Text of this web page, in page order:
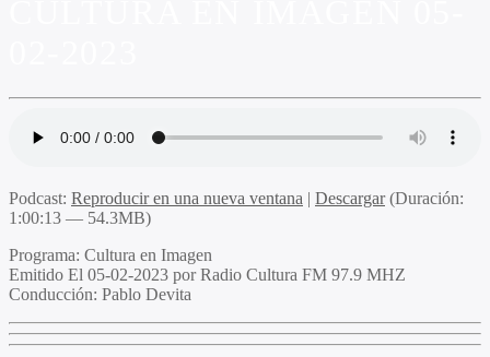
Podcast: Reproducir en una nueva ventana | Descargar(Duración:
1:00:13 — 54.3MB)
Programa: Cultura en Imagen
Emitido El 05-02-2023 por Radio Cultura FM 97.9 MHZ
Conducción: Pablo Devita